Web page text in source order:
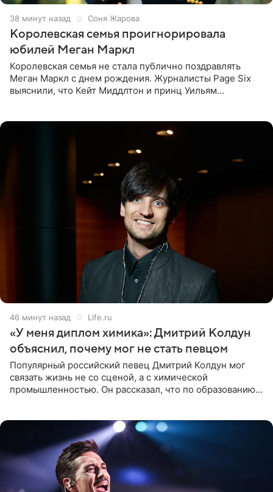
38 минут назад Соня Жарова
Королевская семья проигнорировала
юбилей Меган Маркл
Королевская семья не стала публично поздравлять
Меган Маркл с днем рождения. Журналисты Page Six
выяснили, что Кейт Миддлтон и принц Уильям
46 минут назад Life.ru
«У меня диплом химика»: Дмитрий Колдун
объяснил, почему мог не стать певцом
Популярный российский певец Дмитрий Колдун мог
связать жизнь не со сценой, а с химической
промышленностью. Он рассказал, что по образованию